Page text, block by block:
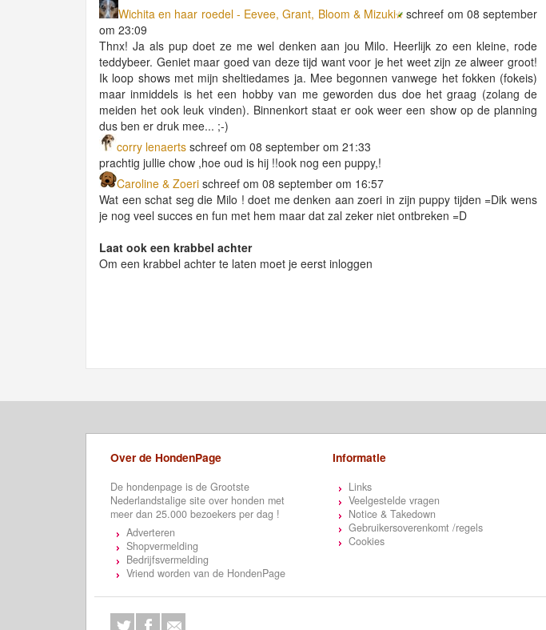
Wichita en haar roedel - Eevee, Grant, Bloom & Mizuki
schreef om 08 september
om 23:09
Thnx! Ja als pup doet ze me wel denken aan jou Milo. Heerlijk zo een kleine, rode
teddybeer. Geniet maar goed van deze tijd want voor je het weet zijn ze alweer groot!
Ik loop shows met mijn sheltiedames ja. Mee begonnen vanwege het fokken (fokeis)
maar inmiddels is het een hobby van me geworden dus doe het graag (zolang de
meiden het ook leuk vinden). Binnenkort staat er ook weer een show op de planning
dus ben er druk mee... ;-)
corry lenaerts schreef om 08 september om 21:33
prachtig jullie chow ,hoe oud is hij !!ook nog een puppy,!
Caroline & Zoeri schreef om 08 september om 16:57
Wat een schat seg die Milo ! doet me denken aan zoeri in zijn puppy tijden =Dik wens
je nog veel succes en fun met hem maar dat zal zeker niet ontbreken =D
Laat ook een krabbel achter
Om een krabbel achter te laten moet je eerst inloggen
Over de HondenPage
De hondenpage is de Grootste
Nederlandstalige site over honden met
meer dan 25.000 bezoekers per dag !
Adverteren
Shopvermelding
Bedrijfsvermelding
Vriend worden van de HondenPage
Informatie
Links
Veelgestelde vragen
Notice & Takedown
Gebruikersoverenkomt /regels
Cookies